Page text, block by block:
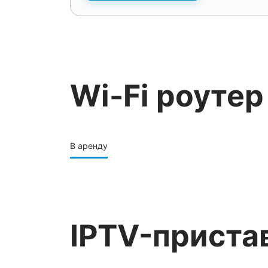
Wi-Fi роутер
В аренду
IPTV-